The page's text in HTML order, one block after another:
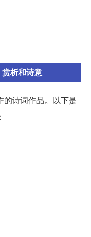
赏析和诗意
的诗词作品。以下是